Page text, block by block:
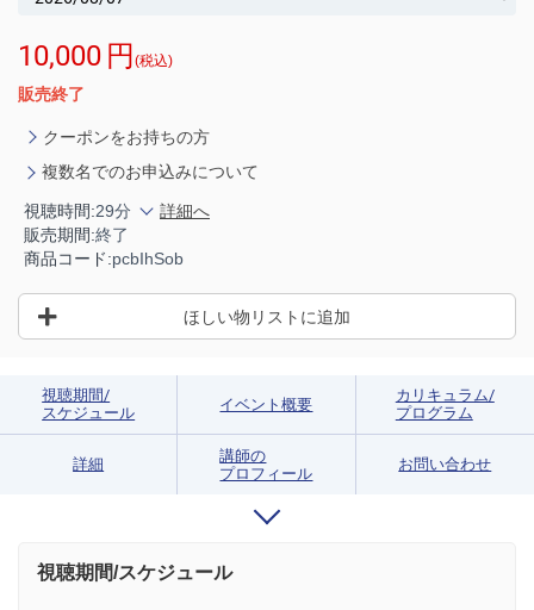
10,000 円 (税込)
販売終了
クーポンをお持ちの方
複数名でのお申込みについて
視聴時間:29分
詳細へ
販売期間:終了
商品コード:pcbIhSob
ほしい物リストに追加
視聴期間/
スケジュール
イベント概要
カリキュラム/
プログラム
詳細
講師の
プロフィール
お問い合わせ
視聴期間/スケジュール